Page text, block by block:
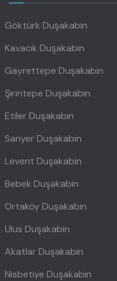
Göktürk Duşakabin
Kavacık Duşakabin
Gayrettepe Duşakabin
Şirintepe Duşakabin
Etiler Duşakabin
Sarıyer Duşakabin
Levent Duşakabin
Bebek Duşakabin
Ortaköy Duşakabin
Ulus Duşakabin
Akatlar Duşakabin
Nisbetiye Duşakabin